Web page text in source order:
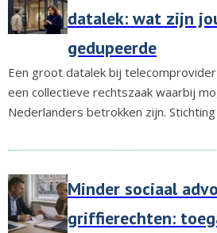
datalek: wat zijn
gedupeerde
Een groot datalek bij
een collectieve rechtszaak waarbij
Nederlanders betrokken zijn.
Minder sociaal
griffierechten: